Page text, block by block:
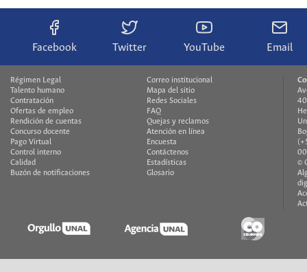
Facebook Twitter YouTube Email
Régimen Legal
Talento humano
Contratación
Ofertas de empleo
Rendición de cuentas
Concurso docente
Pago Virtual
Control interno
Calidad
Buzón de notificaciones
Correo institucional
Mapa del sitio
Redes Sociales
FAQ
Quejas y reclamos
Atención en línea
Encuesta
Contáctenos
Estadísticas
Glosario
©